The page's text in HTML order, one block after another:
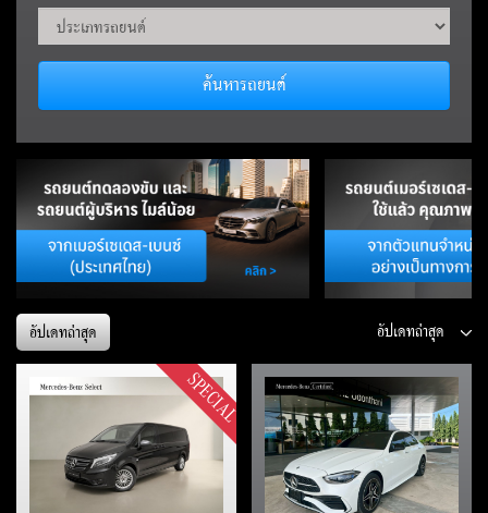
ค้นหารถยนต์
อัปเดทล่าสุด
SPECIAL